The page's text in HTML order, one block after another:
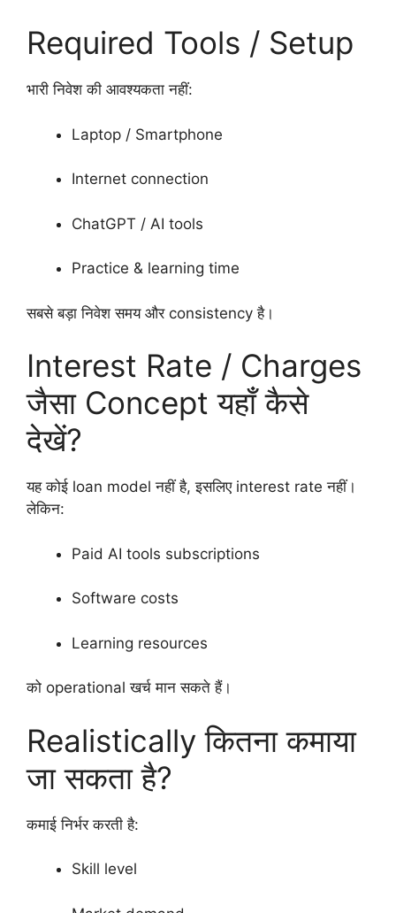
Required Tools / Setup
भारी निवेश की आवश्यकता नहीं:
Laptop / Smartphone
Internet connection
ChatGPT / AI tools
Practice & learning time
सबसे बड़ा निवेश समय और consistency है।
Interest Rate / Charges
जैसा Concept यहाँ कैसे
देखें?
यह कोई loan model नहीं है, इसलिए interest rate नहीं।
लेकिन:
Paid AI tools subscriptions
Software costs
Learning resources
को operational खर्च मान सकते हैं।
Realistically कितना कमाया
जा सकता है?
कमाई निर्भर करती है:
Skill level